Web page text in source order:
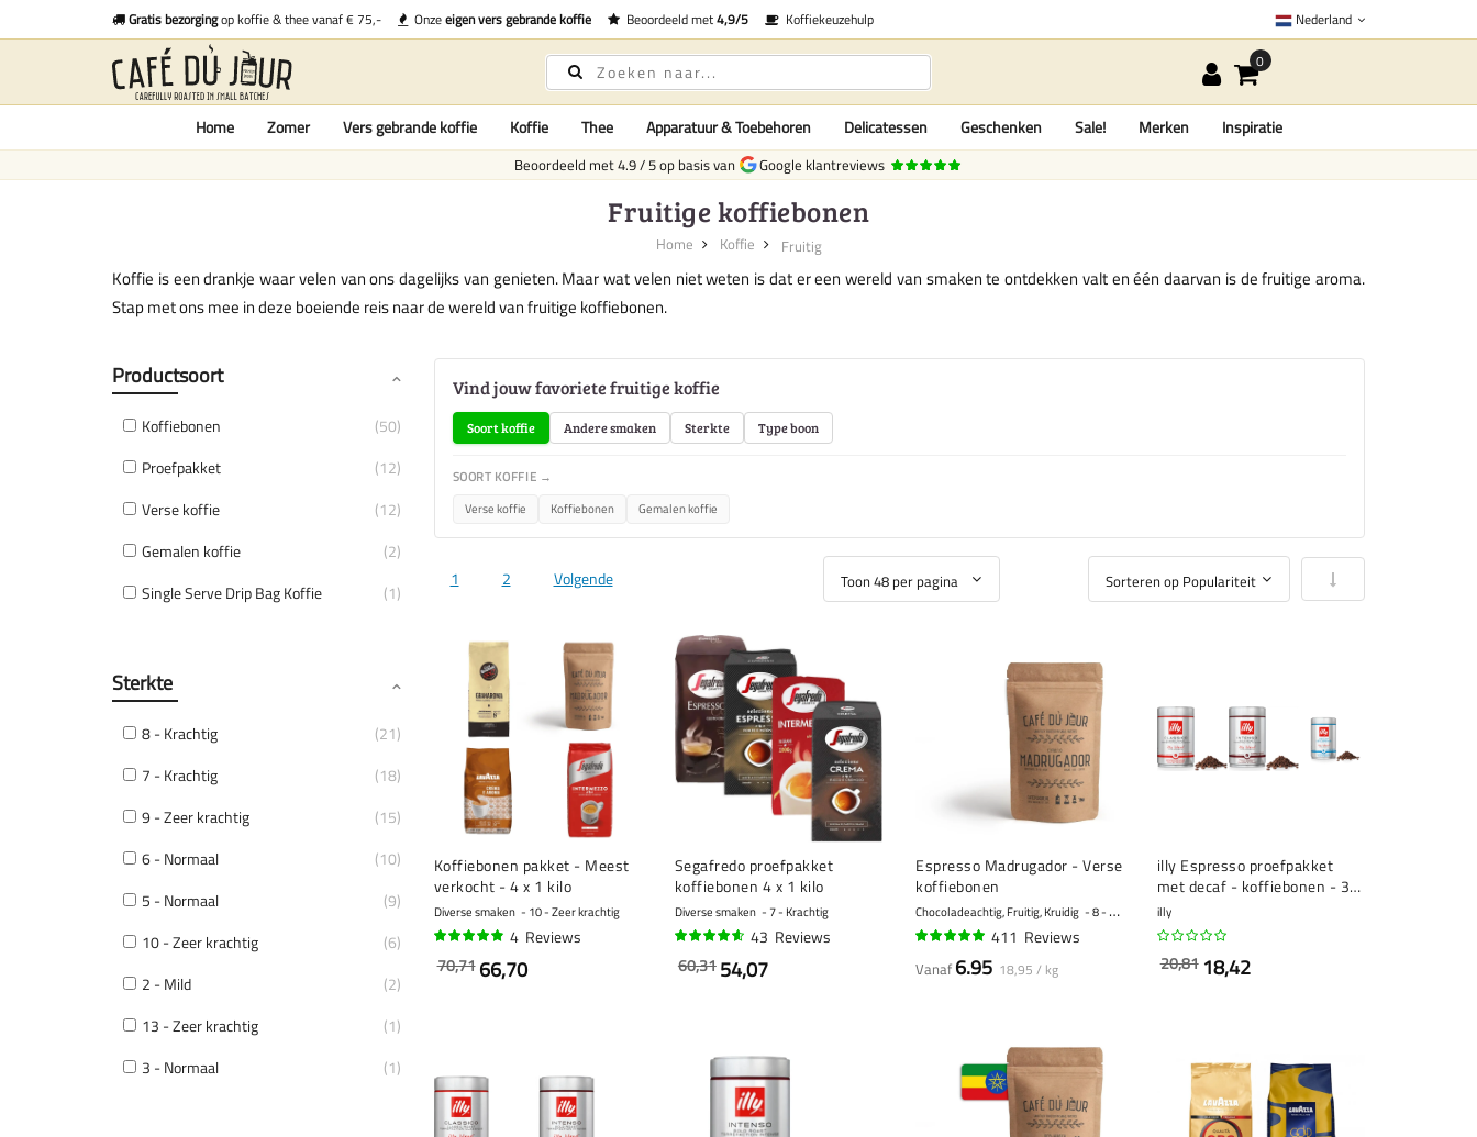
Gratis bezorgingop koffie & thee vanaf € 75,- Onzeeigen vers gebrande koffie Beoordeeld met4,9/5 Koffiekeuzehulp Nederland
Home Zomer Vers gebrande koffie Koffie Thee Apparatuur & Toebehoren Delicatessen Geschenken Sale! Merken Inspiratie
Beoordeeld met4.9/5op basis van Google klantreviews
Fruitige koffiebonen
Home Koffie Fruitig
Koffie is een drankje waar velen van ons dagelijks van genieten. Maar wat velen niet weten is dat er een wereld van smaken te ontdekken valt en één daarvan is de fruitige aroma.
Stap met ons mee in deze boeiende reis naar de wereld van fruitige koffiebonen.
Vind jouw favoriete fruitige koffie
Soort koffie Andere smaken Sterkte Type boon
SOORT KOFFIE →
Verse koffie
Koffiebonen Gemalen koffie
1 2 Volgende Van laag naar hoog
Koffiebonen pakket - Meest
verkocht - 4 x 1 kilo
Diverse smaken 10 - Zeer krachtig
95%
4 Reviews
66,70
70,71
Segafredo proefpakket
koffiebonen 4 x 1 kilo
Diverse smaken 7 - Krachtig
90%
43 Reviews
54,07
60,31
Espresso Madrugador - Verse
koffiebonen
Chocoladeachtig, Fruitig, Kruidig 8 - Krachtig
411 Reviews
Vanaf 6.95 18,95 / kg
illy Espresso proefpakket
met decaf - koffiebonen - 3 x
250 gram
illy
18,42
20,81
Productsoort
Koffiebonen
50
Proefpakket
12
Verse koffie
12
Gemalen koffie
2
Single Serve Drip Bag Koffie
1
Sterkte
8 - Krachtig
21
7 - Krachtig
18
9 - Zeer krachtig
15
6 - Normaal
10
5 - Normaal
9
10 - Zeer krachtig
6
2 - Mild
2
13 - Zeer krachtig
1
3 - Normaal
1